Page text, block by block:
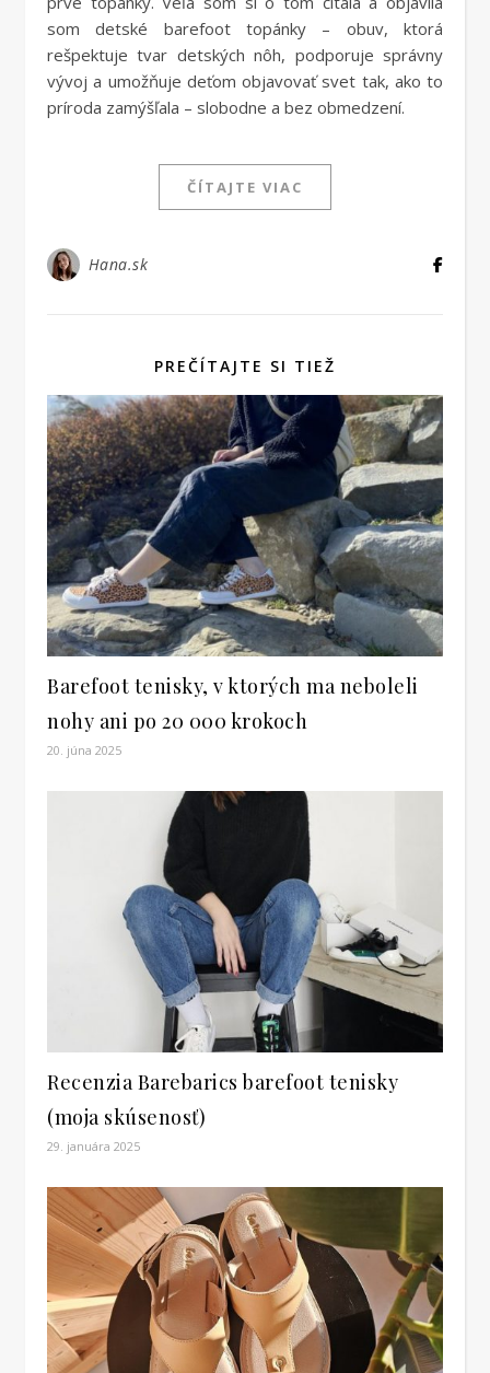
som detské barefoot topánky – obuv, ktorá
rešpektuje tvar detských nôh, podporuje správny
vývoj a umožňuje deťom objavovať svet tak, ako to
príroda zamýšľala – slobodne a bez obmedzení.
ČÍTAJTE VIAC
Hana.sk
PREČÍTAJTE SI TIEŽ
Barefoot tenisky, v ktorých ma neboleli
nohy ani po 20 000 krokoch
20. júna 2025
Recenzia Barebarics barefoot tenisky
(moja skúsenosť)
29. januára 2025